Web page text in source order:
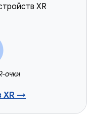
XR
очки
XR →